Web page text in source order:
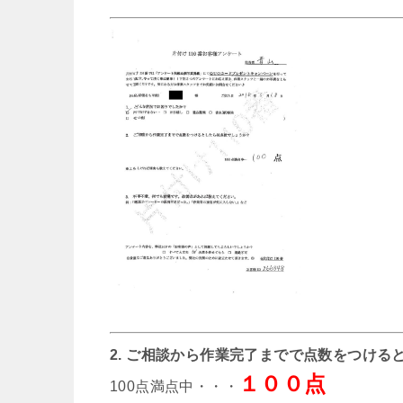
2. ご相談から作業完了までで点数をつける
100点満点中・・・ １００点